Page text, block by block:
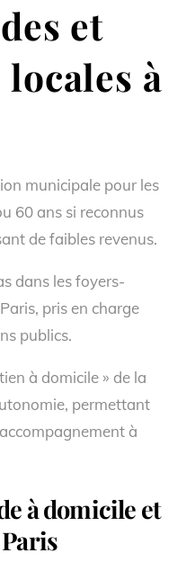
et
à
municipale pour les
60 ans si reconnus
de faibles revenus.
dans les foyers-
pris en charge
publics.
à domicile » de la
permettant
à
à domicile et